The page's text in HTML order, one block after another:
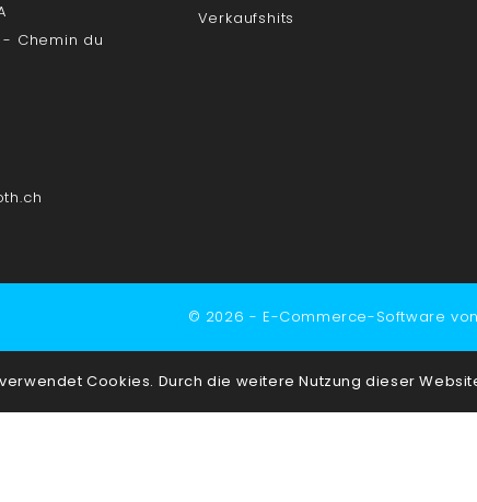
Chemin du
Verkaufshits
Cookies. Durch die weitere Nutzung dieser
© 2026 - E-Commerce-Software